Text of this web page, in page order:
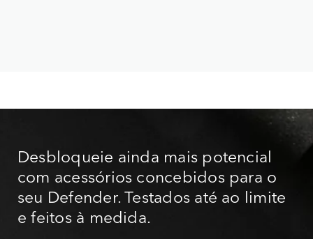
Desbloqueie ainda mais potencial
com acessórios concebidos para o
seu Defender. Testados até ao limite
e feitos à medida.